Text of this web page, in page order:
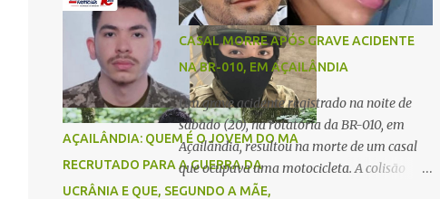
AÇAILÂNDIA: QUEM É O JOVEM DO MA
RECRUTADO PARA A GUERRA DA
UCRÂNIA E QUE, SEGUNDO A MÃE,
caçamba. Com o impacto da colisão, o casal
não resistiu aos ferimentos e veio a óbito
ainda no local. As vítimas foram
identificadas como Carmem Rejane e
Ronaldo de Jesus. Equipes de socorro foram
acionadas, mas nada puderam fazer além
de constatar os óbitos. A Polícia Rodoviária
Federal (PRF) esteve no local para controlar
o tráfego e coletar informações que devem
CASAL MORRE APÓS GRAVE ACIDENTE
NA BR-010, EM AÇAILÂNDIA
Um grave acidente registrado na noite de
sábado (20), na rotatória da BR-010, em
Açailândia, resultou na morte de um casal
que ocupava uma motocicleta. A colisão
envolveu uma moto e um carro. De acordo